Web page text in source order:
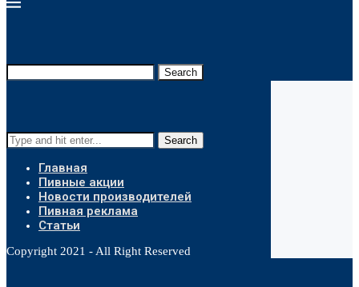
Search
Search
Главная
Пивные акции
Новости производителей
Пивная реклама
Статьи
Copyright 2021 - All Right Reserved